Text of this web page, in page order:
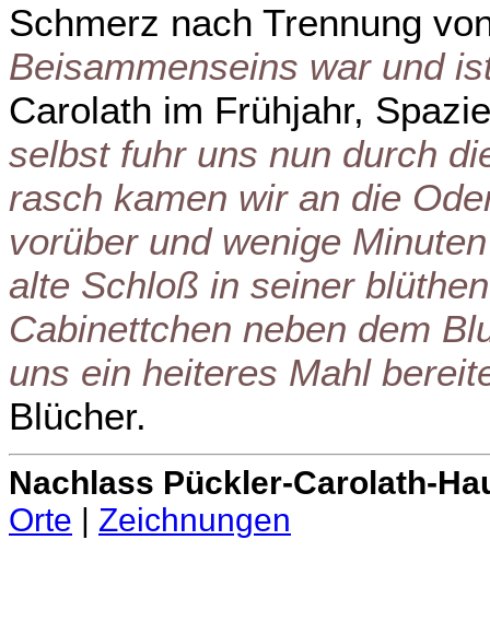
Schmerz nach Trennung
Beisammenseins war und
Carolath im Frühjahr,
selbst fuhr uns nun durch
rasch kamen wir an die
vorüber und wenige
alte Schloß in seiner
Cabinettchen neben dem
uns ein heiteres Mahl
Blücher.
Nachlass Pückler-Carolath-
Orte | Zeichnungen